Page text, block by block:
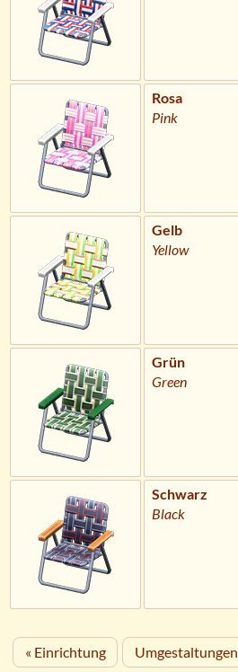
Rosa
Pink
Gelb
Yellow
Grün
Green
Schwarz
Black
« Einrichtung Umgestaltungen